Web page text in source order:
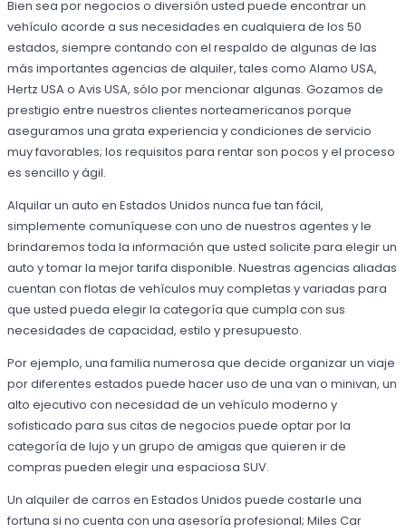
Bien sea por negocios o diversión usted puede encontrar un
vehículo acorde a sus necesidades en cualquiera de los 50
estados, siempre contando con el respaldo de algunas de las
más importantes agencias de alquiler, tales como Alamo USA,
Hertz USA o Avis USA, sólo por mencionar algunas. Gozamos de
prestigio entre nuestros clientes norteamericanos porque
aseguramos una grata experiencia y condiciones de servicio
muy favorables; los requisitos para rentar son pocos y el proceso
es sencillo y ágil.
Alquilar un auto en Estados Unidos nunca fue tan fácil,
simplemente comuníquese con uno de nuestros agentes y le
brindaremos toda la información que usted solicite para elegir un
auto y tomar la mejor tarifa disponible. Nuestras agencias aliadas
cuentan con flotas de vehículos muy completas y variadas para
que usted pueda elegir la categoría que cumpla con sus
necesidades de capacidad, estilo y presupuesto.
Por ejemplo, una familia numerosa que decide organizar un viaje
por diferentes estados puede hacer uso de una van o minivan, un
alto ejecutivo con necesidad de un vehículo moderno y
sofisticado para sus citas de negocios puede optar por la
categoría de lujo y un grupo de amigas que quieren ir de
compras pueden elegir una espaciosa SUV.
Un alquiler de carros en Estados Unidos puede costarle una
fortuna si no cuenta con una asesoría profesional; Miles Car